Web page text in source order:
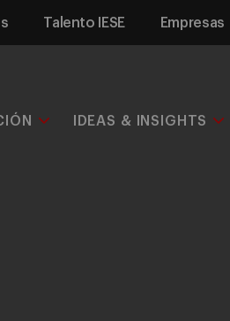
Talento IESE Empresas
IDEAS & INSIGHTS